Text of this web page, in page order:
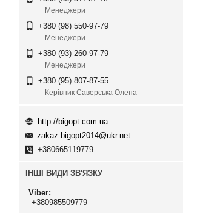
Менеджери
+380 (98) 550-97-79
Менеджери
+380 (93) 260-97-79
Менеджери
+380 (95) 807-87-55
Керівник Саверська Олена
http://bigopt.com.ua
zakaz.bigopt2014@ukr.net
+380665119779
ІНШІ ВИДИ ЗВ'ЯЗКУ
Viber
+380985509779